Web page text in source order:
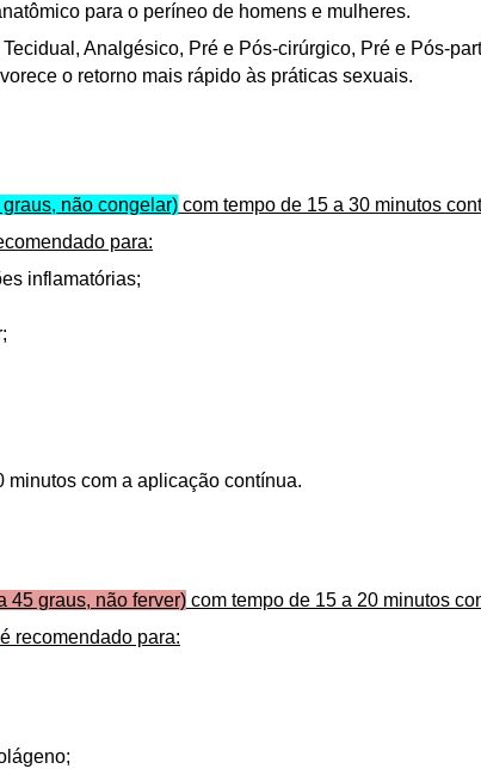
para o períneo de homens e mulheres.
Analgésico, Pré e Pós-cirúrgico, Pré e Pós-
o retorno mais rápido às práticas sexuais.
não congelar) com tempo de 15 a 30 minutos
para:
inflamatórias;
minutos com a aplicação contínua.
45 graus, não ferver) com tempo de 15 a 20 minutos
é recomendado para: